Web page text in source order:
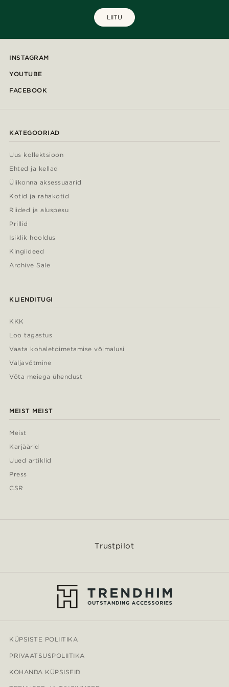
LIITU
INSTAGRAM
YOUTUBE
FACEBOOK
KATEGOORIAD
Uus kollektsioon
Ehted ja kellad
Ülikonna aksessuaarid
Kotid ja rahakotid
Riided ja aluspesu
Prillid
Isiklik hooldus
Kingiideed
Archive Sale
KLIENDITUGI
KKK
Loo tagastus
Vaata kohaletoimetamise võimalusi
Väljavõtmine
Võta meiega ühendust
MEIST MEIST
Meist
Karjäärid
Uued artiklid
Press
CSR
Trustpilot
KÜPSISTE POLIITIKA
PRIVAATSUSPOLIITIKA
KOHANDA KÜPSISEID